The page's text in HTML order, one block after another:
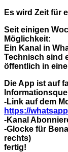
Es wird Zeit für
Seit einigen
Möglichkeit:
Ein Kanal in
Technisch sind
öffentlich in
Die App ist auf
-Link auf dem
https://
-Kanal
-Glocke für
rechts)
fertig!